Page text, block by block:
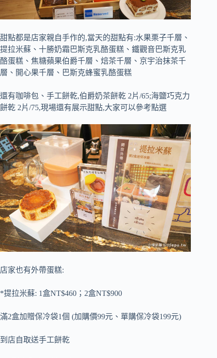
甜點都是店家親自手作的,當天的甜點有:水果栗子千層、
提拉米蘇、十勝奶霜巴斯克乳酪蛋糕、鐵觀音巴斯克乳
酪蛋糕、焦糖蘋果伯爵千層、焙茶千層、京宇治抹茶千
層、開心果千層、巴斯克蜂蜜乳酪蛋糕
還有咖啡包、手工餅乾,伯爵奶茶餅乾 2片/65;海鹽巧克力
餅乾 2片/75,現場還有展示甜點,大家可以參考點選
店家也有外帶蛋糕:
*提拉米蘇: 1盒NT$460；2盒NT$900
滿2盒加贈保冷袋1個 (加購價99元、單購保冷袋199元)
到店自取送手工餅乾